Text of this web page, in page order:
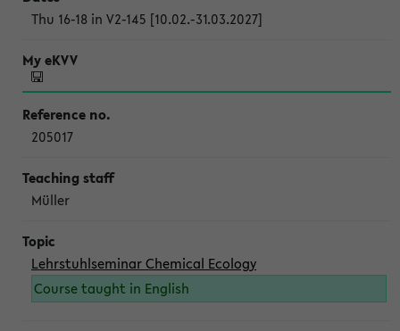
Thu 16-18 in V2-145 [10.02.-31.03.2027]
205017
Müller
Lehrstuhlseminar Chemical Ecology
Course taught in English